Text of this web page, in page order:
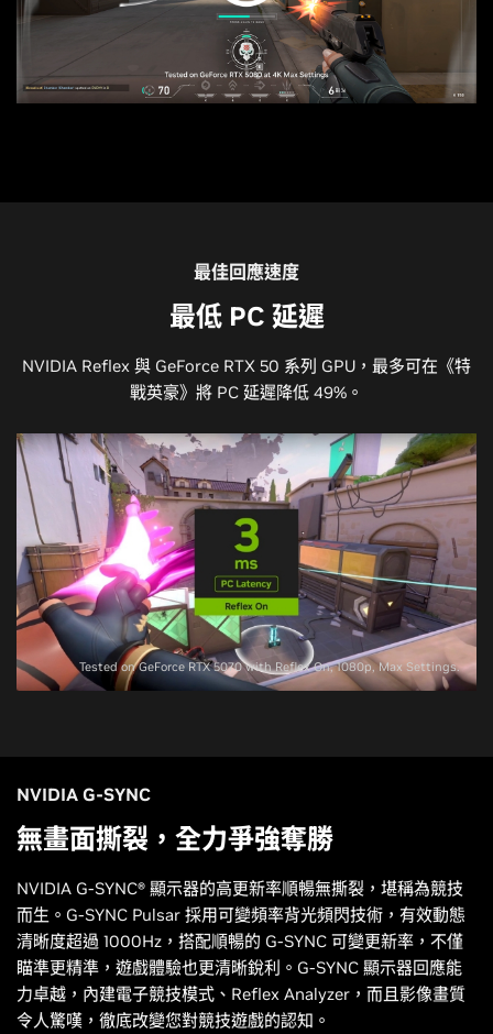
最佳回應速度
最低 PC 延遲
NVIDIA Reflex 與 GeForce RTX 50 系列 GPU，最多可在《特
戰英豪》將 PC 延遲降低 49%。
Tested on GeForce RTX 5070 with Reflex On, 1080p, Max Settings.
NVIDIA G-SYNC
無畫面撕裂，全力爭強奪勝
NVIDIA G-SYNC® 顯示器的高更新率順暢無撕裂，堪稱為競技
而生。G-SYNC Pulsar 採用可變頻率背光頻閃技術，有效動態
清晰度超過 1000Hz，搭配順暢的 G-SYNC 可變更新率，不僅
瞄準更精準，遊戲體驗也更清晰銳利。G-SYNC 顯示器回應能
力卓越，內建電子競技模式、Reflex Analyzer，而且影像畫質
令人驚嘆，徹底改變您對競技遊戲的認知。